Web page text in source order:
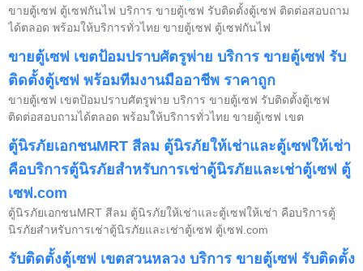
ขายตู้เซฟ ตู้เซฟกันไฟ บริการ ขายตู้เซฟ รับติดตั้งตู้เซฟ ติดต่อสอบถาม
ได้ตลอด พร้อมให้บริการทั่วไทย ขายตู้เซฟ ตู้เซฟกันไฟ
ขายตู้เซฟ เขตป้อมปราบศัตรูพ่าย บริการ ขายตู้เซฟ รับ
ติดตั้งตู้เซฟ พร้อมทีมงานมืออาชีพ ราคาถูก
ขายตู้เซฟ เขตป้อมปราบศัตรูพ่าย บริการ ขายตู้เซฟ รับติดตั้งตู้เซฟ
ติดต่อสอบถามได้ตลอด พร้อมให้บริการทั่วไทย ขายตู้เซฟ เขต
ตู้นิรภัยเอกชนMRT สีลม ตู้นิรภัยให้เช่าและตู้เซฟให้เช่า
คือบริการตู้นิรภัยสำหรับการเช่าตู้นิรภัยและเช่าตู้เซฟ ตู้
เซฟ.com
ตู้นิรภัยเอกชนMRT สีลม ตู้นิรภัยให้เช่าและตู้เซฟให้เช่า คือบริการตู้
นิรภัยสำหรับการเช่าตู้นิรภัยและเช่าตู้เซฟ ตู้เซฟ.com
รับติดตั้งตู้เซฟ เขตสวนหลวง บริการ ขายตู้เซฟ รับติดตั้ง